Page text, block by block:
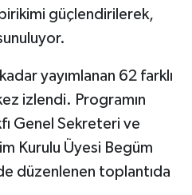
güçlendirilerek,
yayımlanan 62 farklı
izlendi. Programın
Genel Sekreteri ve
Kurulu Üyesi Begüm
düzenlenen toplantıda